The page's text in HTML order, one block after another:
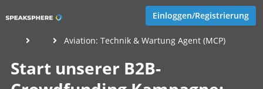
Einloggen/Registrierung
Aviation: Technik & Wartung Agent (MCP)
Start unserer B2B-